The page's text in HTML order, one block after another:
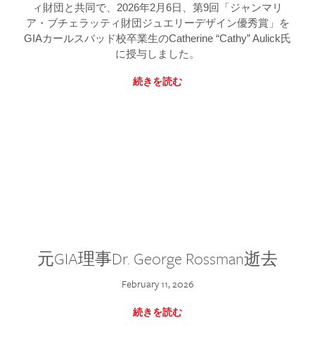
ィ財団と共同で、2026年2月6日、第9回「ジャンマリ
ア・ブチェラッティ財団ジュエリーデザイン優秀賞」を
GIAカールスバッド校卒業生のCatherine “Cathy” Aulick氏
に授与しました。
続きを読む
元GIA理事Dr. George Rossman逝去
February 11, 2026
続きを読む